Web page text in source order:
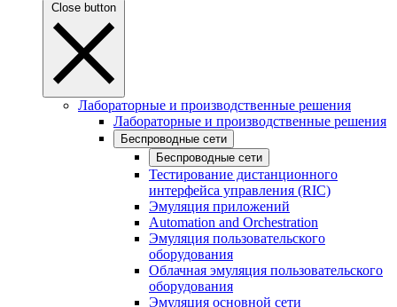
Close button
Лабораторные и производственные решения
Лабораторные и производственные решения
Беспроводные сети
Беспроводные сети
Тестирование дистанционного
интерфейса управления (RIC)
Эмуляция приложений
Automation and Orchestration
Эмуляция пользовательского
оборудования
Облачная эмуляция пользовательского
оборудования
Эмуляция основной сети